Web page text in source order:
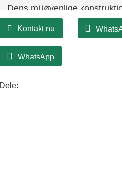
Dens miljøvenlige
giver dig mulighed for at
Kontakt nu
WhatsApp
Dele: